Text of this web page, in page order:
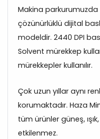
Makina
çözünürlüklü dijital
modeldir. 2440 DPI
Solvent mürekkep
mürekkepler kullanılır.
Çok uzun yıllar aynı
korumaktadır. Haza
tüm ürünler güneş,
etkilenmez.